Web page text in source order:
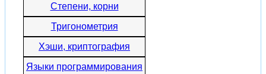
Степени, корни
Тригонометрия
Хэши, криптография
Языки программирования